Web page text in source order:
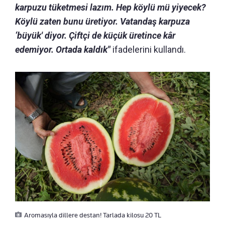
karpuzu tüketmesi lazım. Hep köylü mü yiyecek?
Köylü zaten bunu üretiyor. Vatandaş karpuza
‘büyük' diyor. Çiftçi de küçük üretince kâr
edemiyor. Ortada kaldık"ifadelerini kullandı.
Aromasıyla dillere destan! Tarlada kilosu 20 TL